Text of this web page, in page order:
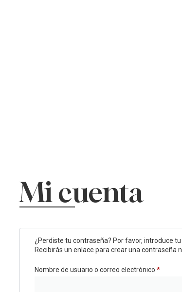
Mi cuenta
¿Perdiste tu contraseña? Por favor, introduce
Recibirás un enlace para crear una contraseña
Nombre de usuario o correo electrónico *